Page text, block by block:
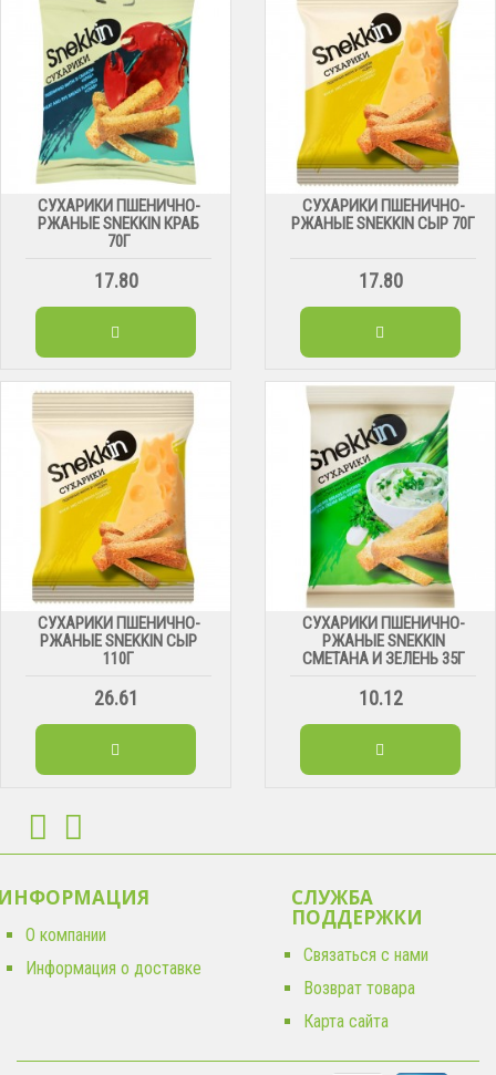
СУХАРИКИ ПШЕНИЧНО-
РЖАНЫЕ SNEKKIN КРАБ
70Г
17.80
СУХАРИКИ ПШЕНИЧНО-
РЖАНЫЕ SNEKKIN СЫР 70Г
17.80
СУХАРИКИ ПШЕНИЧНО-
РЖАНЫЕ SNEKKIN СЫР
110Г
26.61
СУХАРИКИ ПШЕНИЧНО-
РЖАНЫЕ SNEKKIN
СМЕТАНА И ЗЕЛЕНЬ 35Г
10.12
О компании
Информация о доставке
СЛУЖБА
ПОДДЕРЖКИ
Связаться с нами
Возврат товара
Карта сайта